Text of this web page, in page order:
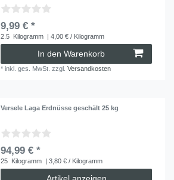
9,99 € *
2.5 Kilogramm | 4,00 € / Kilogramm
In den Warenkorb
*inkl. ges. MwSt. zzgl.Versandkosten
Versele Laga Erdnüsse geschält 25 kg
94,99 € *
25 Kilogramm | 3,80 € / Kilogramm